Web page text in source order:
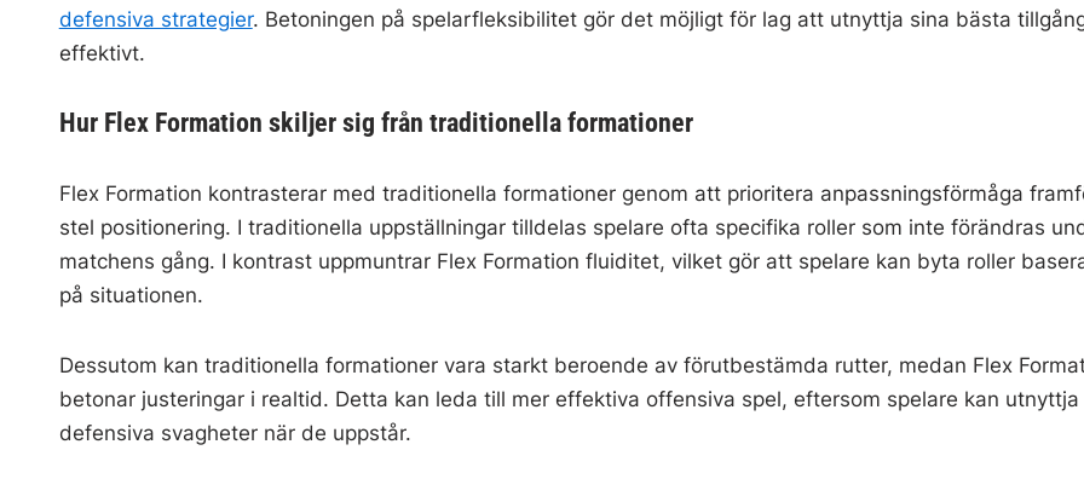
defensiva strategier. Betoningen på spelarfleksibilitet gör det möjligt för lag att utnyttja sina bästa
effektivt.
Hur Flex Formation skiljer sig från traditionella formationer
Flex Formation kontrasterar med traditionella formationer genom att prioritera anpassningsförmåga
stel positionering. I traditionella uppställningar tilldelas spelare ofta specifika roller som inte förändras
matchens gång. I kontrast uppmuntrar Flex Formation fluiditet, vilket gör att spelare kan byta roller
på situationen.
Dessutom kan traditionella formationer vara starkt beroende av förutbestämda rutter, medan Flex
betonar justeringar i realtid. Detta kan leda till mer effektiva offensiva spel, eftersom spelare kan utnyttja
defensiva svagheter när de uppstår.